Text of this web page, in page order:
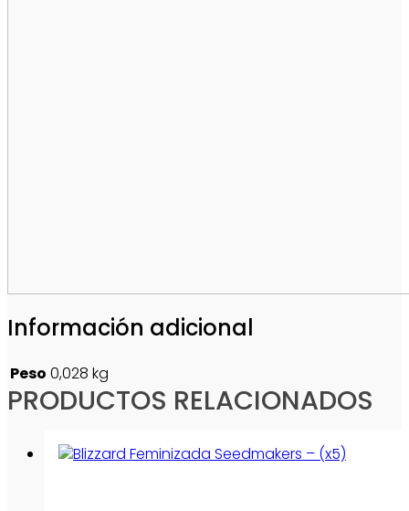
Información adicional
Peso 0,028 kg
PRODUCTOS RELACIONADOS